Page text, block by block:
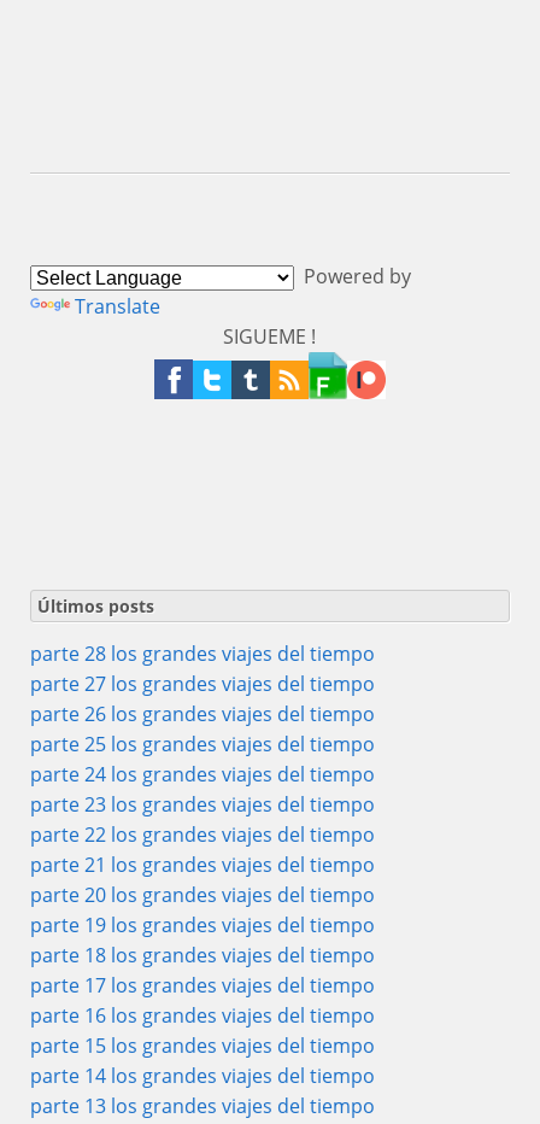
Powered by
Translate
SIGUEME !
Últimos posts
parte 28 los grandes viajes del tiempo
parte 27 los grandes viajes del tiempo
parte 26 los grandes viajes del tiempo
parte 25 los grandes viajes del tiempo
parte 24 los grandes viajes del tiempo
parte 23 los grandes viajes del tiempo
parte 22 los grandes viajes del tiempo
parte 21 los grandes viajes del tiempo
parte 20 los grandes viajes del tiempo
parte 19 los grandes viajes del tiempo
parte 18 los grandes viajes del tiempo
parte 17 los grandes viajes del tiempo
parte 16 los grandes viajes del tiempo
parte 15 los grandes viajes del tiempo
parte 14 los grandes viajes del tiempo
parte 13 los grandes viajes del tiempo